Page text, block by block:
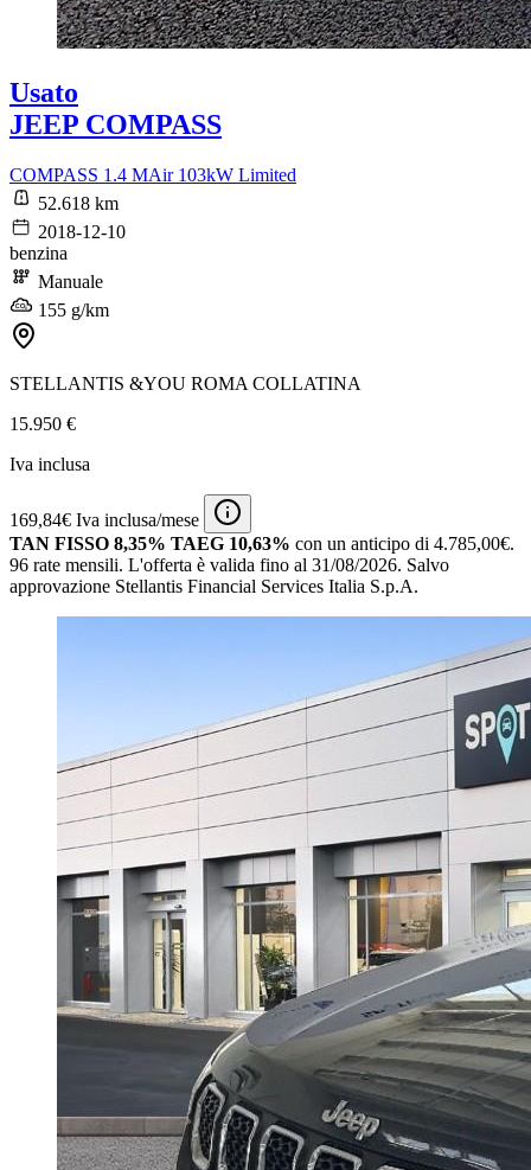
Usato
JEEP COMPASS
COMPASS 1.4 MAir 103kW Limited
52.618 km
2018-12-10
benzina
Manuale
155 g/km
STELLANTIS &YOU ROMA COLLATINA
15.950 €
Iva inclusa
169,84€ Iva inclusa/mese
TAN FISSO 8,35% TAEG 10,63% con un anticipo di 4.785,00€.
96 rate mensili. L'offerta è valida fino al 31/08/2026. Salvo
approvazione Stellantis Financial Services Italia S.p.A.